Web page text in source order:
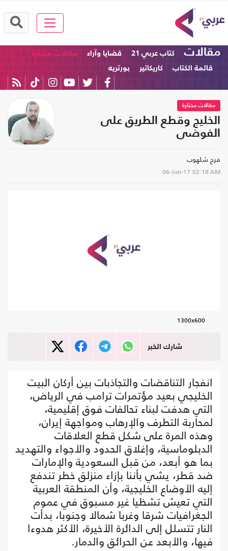
مقالات كتاب عربي 21 قضايا وآراء
مقالات مختارة
قائمة الكتاب
كاريكاتير بورتريه
مقالات مختارة
الخليج وقطع الطريق على
الفوضى
فرج شلهوب
06-Jun-17 02:18 AM
1300x600
شارك الخبر
انفجار التناقضات والتجاذبات بين أركان البيت
الخليجي بعيد مؤتمرات ترامب في الرياض،
التي هدفت لبناء تحالفات فوق إقليمية،
لمحاربة التطرف والإرهاب ومواجهة إيران،
وهذه المرة على شكل قطع العلاقات
الدبلوماسية، وإغلاق الحدود والأجواء والتهديد
بما هو أبعد، من قبل السعودية والإمارات
ضد قطر، يشي بأننا بإزاء منزلق خطر تندفع
إليه الأوضاع الخليجية، وأن المنطقة العربية
التي تعيش تشظيا غير مسبوق في عموم
الجغرافيات شرقا وغربا شمالا وجنوبا، بدأت
النار تتسلل إلى الدائرة الأخيرة، الأكثر هدوءا
فيها، والأبعد عن الحرائق والدمار.